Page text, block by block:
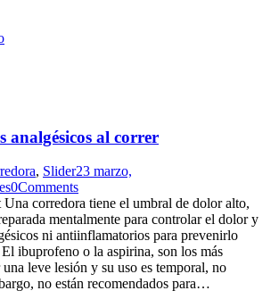
analgésicos al correr
, Slider23 marzo,
0Comments
corredora tiene el umbral de dolor alto,
mentalmente para controlar el dolor y
ni antiinflamatorios para prevenirlo
ibuprofeno o la aspirina, son los más
leve lesión y su uso es temporal, no
no están recomendados para…